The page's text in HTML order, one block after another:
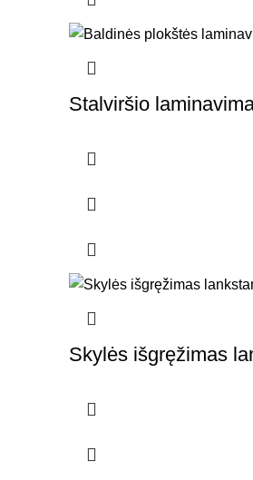
Stalviršio
Skylės išgręžimas